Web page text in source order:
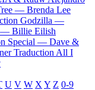
— Brenda Lee
Godzilla —
— Billie Eilish
Special — Dave &
Traduction All I
U V W X Y Z 0-9